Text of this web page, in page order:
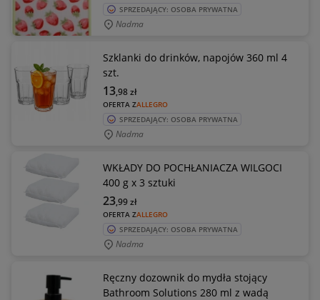
SPRZEDAJĄCY: OSOBA PRYWATNA
Nadma
Szklanki do drinków, napojów 360 ml 4
szt.
OFERTA ZALLEGRO
13,98zł
SPRZEDAJĄCY: OSOBA PRYWATNA
Nadma
WKŁADY DO POCHŁANIACZA WILGOCI
400 g x 3 sztuki
OFERTA ZALLEGRO
23,99zł
SPRZEDAJĄCY: OSOBA PRYWATNA
Nadma
Ręczny dozownik do mydła stojący
Bathroom Solutions 280 ml z wadą